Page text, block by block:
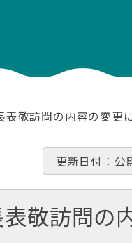
敬訪問の内容の変更
更新日付：公
敬訪問の